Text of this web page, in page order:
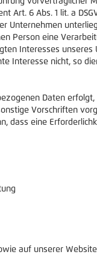
Art. 6 Abs. 1 lit. a
Unternehmen
Person eine
Interesses
Interesse nicht, so
Daten
Vorschriften
dass eine
auf unserer